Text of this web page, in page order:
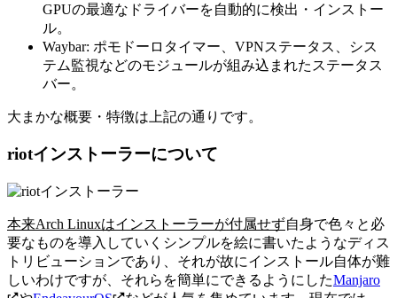
GPUの最適なドライバーを自動的に検出・インストー
ル。
Waybar: ポモドーロタイマー、VPNステータス、シス
テム監視などのモジュールが組み込まれたステータス
バー。
大まかな概要・特徴は上記の通りです。
riotインストーラーについて
本来Arch Linuxはインストーラーが付属せず自身で色々と必
要なものを導入していくシンプルを絵に書いたようなディス
トリビューションであり、それが故にインストール自体が難
しいわけですが、それらを簡単にできるようにしたManjaro